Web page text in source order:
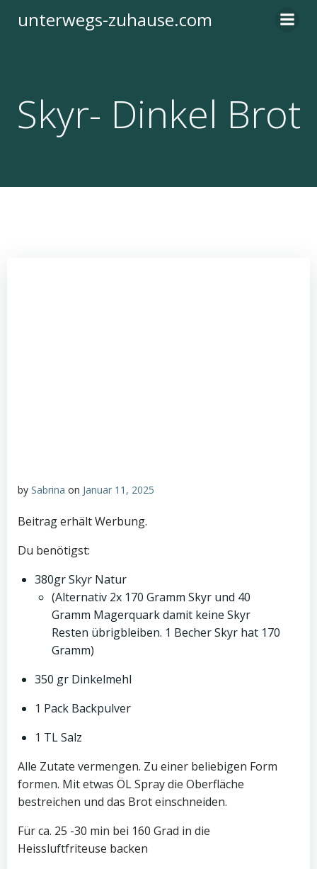
Inhalt
unterwegs-zuhause.com
Skyr- Dinkel Brot
by Sabrina on Januar 11, 2025
Beitrag erhält Werbung.
Du benötigst:
380gr Skyr Natur
(Alternativ 2x 170 Gramm Skyr und 40
Gramm Magerquark damit keine Skyr
Resten übrigbleiben. 1 Becher Skyr hat 170
Gramm)
350 gr Dinkelmehl
1 Pack Backpulver
1 TL Salz
Alle Zutate vermengen. Zu einer beliebigen Form
formen. Mit etwas ÖL Spray die Oberfläche
bestreichen und das Brot einschneiden.
Für ca. 25 -30 min bei 160 Grad in die
Heissluftfriteuse backen